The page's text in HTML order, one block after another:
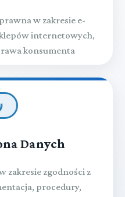
w zakresie e-
internetowych,
konsumenta
Danych
zakresie zgodności z
procedury,